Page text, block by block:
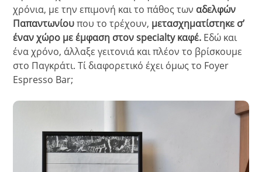
χρόνια, με την επιμονή και το πάθος των αδελφών
Παπαντωνίουπου το τρέχουν, μετασχηματίστηκε σ’
έναν χώρο με έμφαση στονspecialtyκαφέ. Εδώ και
ένα χρόνο, άλλαξε γειτονιά και πλέον το βρίσκουμε
στο Παγκράτι. Τί διαφορετικό έχει όμως το Foyer
Espresso Bar;